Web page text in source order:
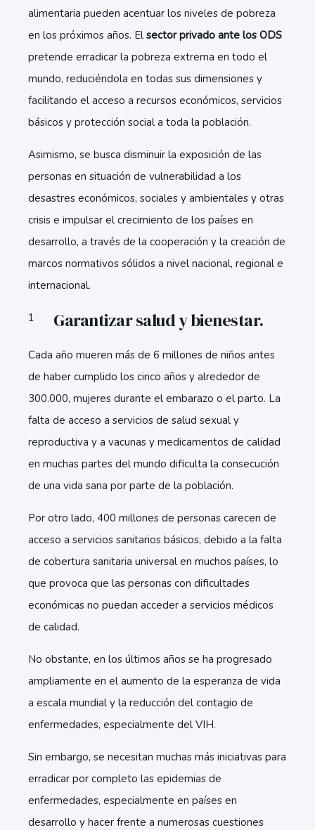
alimentaria pueden acentuar los niveles de pobreza
en los próximos años. El sector privado ante los ODS
pretende erradicar la pobreza extrema en todo el
mundo, reduciéndola en todas sus dimensiones y
facilitando el acceso a recursos económicos, servicios
básicos y protección social a toda la población.
Asimismo, se busca disminuir la exposición de las
personas en situación de vulnerabilidad a los
desastres económicos, sociales y ambientales y otras
crisis e impulsar el crecimiento de los países en
desarrollo, a través de la cooperación y la creación de
marcos normativos sólidos a nivel nacional, regional e
internacional.
Garantizar salud y bienestar.
Cada año mueren más de 6 millones de niños antes
de haber cumplido los cinco años y alrededor de
300.000, mujeres durante el embarazo o el parto. La
falta de acceso a servicios de salud sexual y
reproductiva y a vacunas y medicamentos de calidad
en muchas partes del mundo dificulta la consecución
de una vida sana por parte de la población.
Por otro lado, 400 millones de personas carecen de
acceso a servicios sanitarios básicos, debido a la falta
de cobertura sanitaria universal en muchos países, lo
que provoca que las personas con dificultades
económicas no puedan acceder a servicios médicos
de calidad.
No obstante, en los últimos años se ha progresado
ampliamente en el aumento de la esperanza de vida
a escala mundial y la reducción del contagio de
enfermedades, especialmente del VIH.
Sin embargo, se necesitan muchas más iniciativas para
erradicar por completo las epidemias de
enfermedades, especialmente en países en
desarrollo y hacer frente a numerosas cuestiones